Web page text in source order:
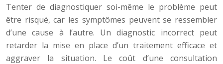
Tenter de diagnostiquer soi-même le problème peut
être risqué, car les symptômes peuvent se ressembler
d’une cause à l’autre. Un diagnostic incorrect peut
retarder la mise en place d’un traitement efficace et
aggraver la situation. Le coût d’une consultation